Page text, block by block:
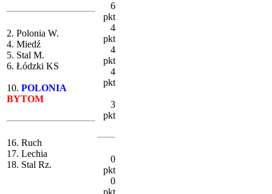
2. Polonia W.
4. Miedź
5. Stal M.
6. Łódzki KS
10. POLONIA
BYTOM
16. Ruch
17. Lechia
18. Stal Rz.
6
pkt
4
pkt
4
pkt
4
pkt
3
pkt
0
pkt
0